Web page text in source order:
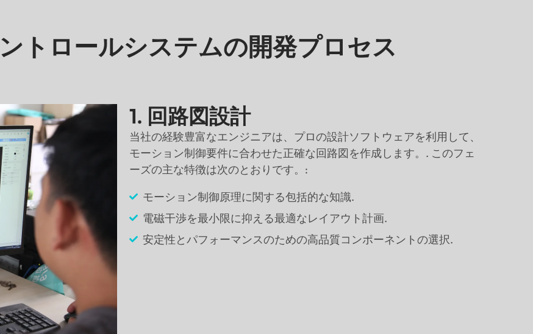
トロールシステムの開発プロセス
1. 回路図設計
当社の経験豊富なエンジニアは、プロの設計ソフトウェアを利用して、
モーション制御要件に合わせた正確な回路図を作成します。. このフェ
ーズの主な特徴は次のとおりです。:
モーション制御原理に関する包括的な知識.
電磁干渉を最小限に抑える最適なレイアウト計画.
安定性とパフォーマンスのための高品質コンポーネントの選択.